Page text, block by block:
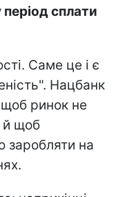
сплати
Саме це і є
Нацбанк
щоб ринок не
й щоб
заробляти на